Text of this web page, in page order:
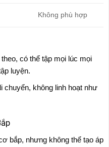
Không phù hợp
có thể tập mọi lúc mọi
luyện.
chuyển, không linh hoạt như
bắp, nhưng không thể tạo áp